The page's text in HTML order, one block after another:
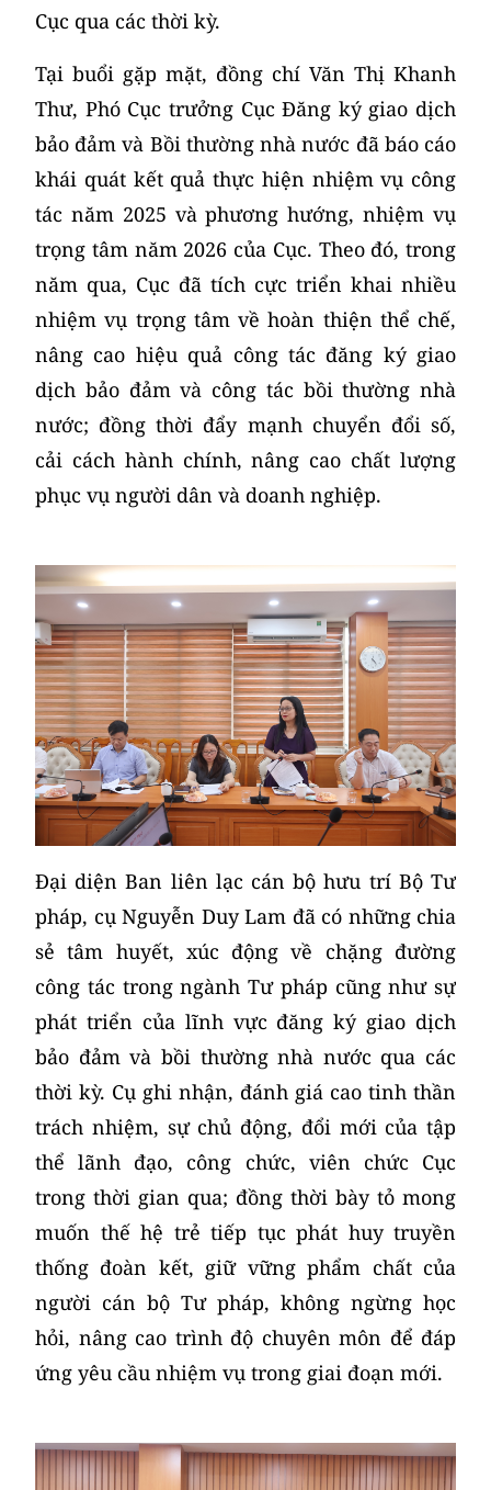
Cục qua các thời kỳ.
Tại buổi gặp mặt, đồng chí Văn Thị Khanh
Thư, Phó Cục trưởng Cục Đăng ký giao dịch
bảo đảm và Bồi thường nhà nước đã báo cáo
khái quát kết quả thực hiện nhiệm vụ công
tác năm 2025 và phương hướng, nhiệm vụ
trọng tâm năm 2026 của Cục. Theo đó, trong
năm qua, Cục đã tích cực triển khai nhiều
nhiệm vụ trọng tâm về hoàn thiện thể chế,
nâng cao hiệu quả công tác đăng ký giao
dịch bảo đảm và công tác bồi thường nhà
nước; đồng thời đẩy mạnh chuyển đổi số,
cải cách hành chính, nâng cao chất lượng
phục vụ người dân và doanh nghiệp.
Đại diện Ban liên lạc cán bộ hưu trí Bộ Tư
pháp, cụ Nguyễn Duy Lam đã có những chia
sẻ tâm huyết, xúc động về chặng đường
công tác trong ngành Tư pháp cũng như sự
phát triển của lĩnh vực đăng ký giao dịch
bảo đảm và bồi thường nhà nước qua các
thời kỳ. Cụ ghi nhận, đánh giá cao tinh thần
trách nhiệm, sự chủ động, đổi mới của tập
thể lãnh đạo, công chức, viên chức Cục
trong thời gian qua; đồng thời bày tỏ mong
muốn thế hệ trẻ tiếp tục phát huy truyền
thống đoàn kết, giữ vững phẩm chất của
người cán bộ Tư pháp, không ngừng học
hỏi, nâng cao trình độ chuyên môn để đáp
ứng yêu cầu nhiệm vụ trong giai đoạn mới.